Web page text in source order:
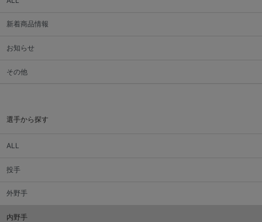
新着商品情報
お知らせ
その他
選手から探す
ALL
投手
外野手
内野手